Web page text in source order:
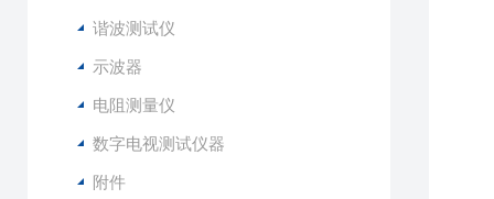
谐波测试仪
示波器
电阻测量仪
数字电视测试仪器
附件